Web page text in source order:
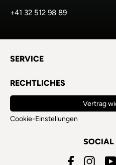
+41 32 512 98 89
SERVICE
RECHTLICHES
Vertrag
Cookie-Einstellungen
SOCIAL
Facebook